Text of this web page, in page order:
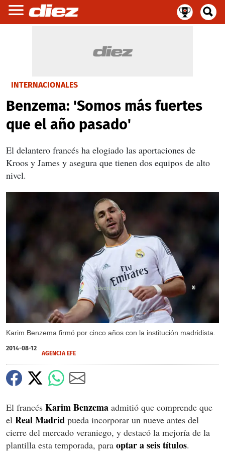
INTERNACIONALES
Benzema: 'Somos más fuertes
que el año pasado'
El delantero francés ha elogiado las aportaciones de
Kroos y James y asegura que tienen dos equipos de alto
nivel.
Karim Benzema firmó por cinco años con la institución madridista.
X
2014-08-12
AGENCIA EFE
El francés Karim Benzema admitió que comprende que
el Real Madrid pueda incorporar un nueve antes del
cierre del mercado veraniego, y destacó la mejoría de la
plantilla esta temporada, para optar a seis títulos.